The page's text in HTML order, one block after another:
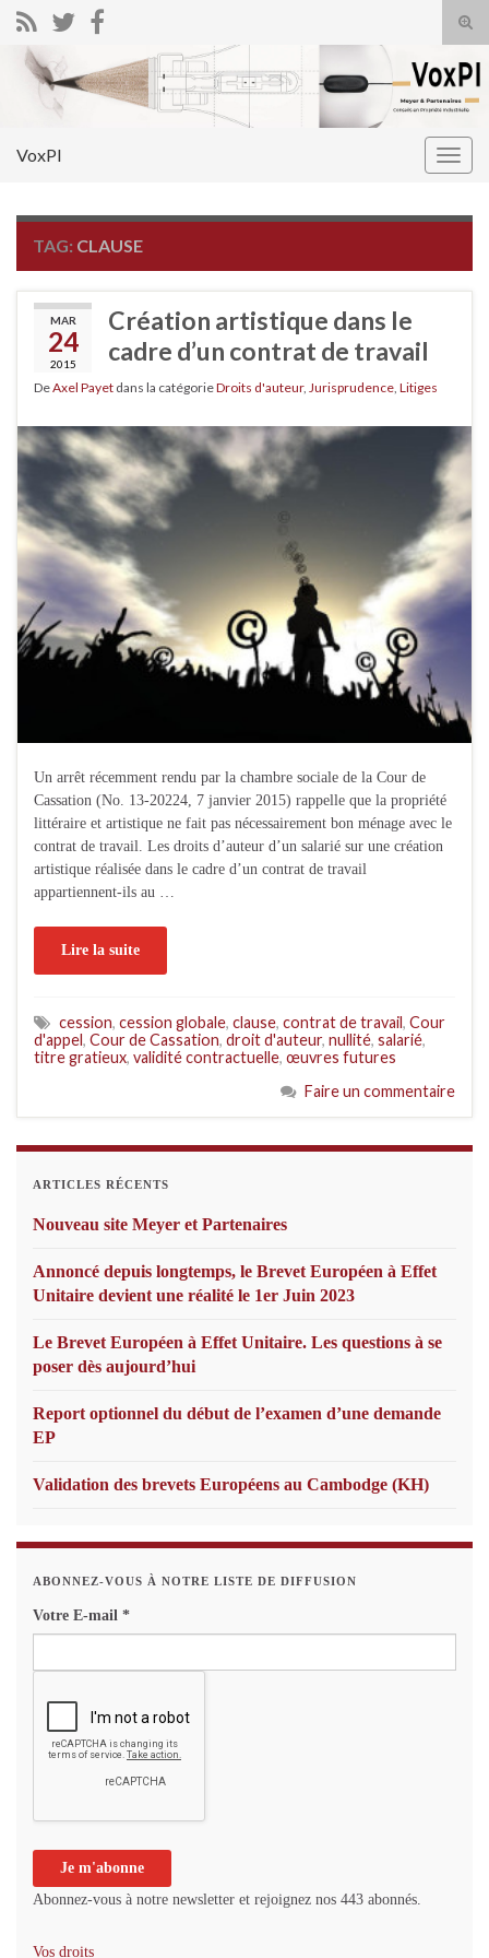
Search for:
VoxPI
TAG: CLAUSE
MAR
24
2015
Création artistique dans le
cadre d’un contrat de travail
DeAxel Payet dans la catégorieDroits d'auteur, Jurisprudence Litiges
Un arrêt récemment rendu par la chambre sociale de la Cour de
Cassation (No. 13-20224, 7 janvier 2015) rappelle que la propriété
littéraire et artistique ne fait pas nécessairement bon ménage avec le
contrat de travail. Les droits d’auteur d’un salarié sur une création
artistique réalisée dans le cadre d’un contrat de travail
appartiennent-ils au …
Lire la suite
cession, cession globale, clause, contrat de travail, Cour
d'appel, Cour de Cassation, droit d'auteur, nullité, salarié,
titre gratieux, validité contractuelle, œuvres futures
Faire un commentaire
ARTICLES RÉCENTS
Nouveau site Meyer et Partenaires
Annoncé depuis longtemps, le Brevet Européen à Effet
Unitaire devient une réalité le 1er Juin 2023
Le Brevet Européen à Effet Unitaire. Les questions à se
poser dès aujourd’hui
Report optionnel du début de l’examen d’une demande
EP
Validation des brevets Européens au Cambodge (KH)
ABONNEZ-VOUS À NOTRE LISTE DE DIFFUSION
Votre E-mail *
Abonnez-vous à notre newsletter et rejoignez nos 443 abonnés.
Vos droits